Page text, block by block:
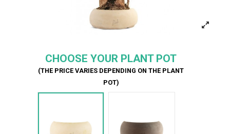
CHOOSE YOUR PLANT POT
(THE PRICE VARIES DEPENDING ON THE PLANT
POT)